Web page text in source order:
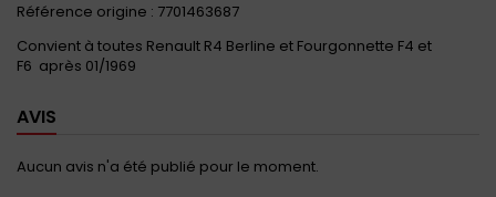
Référence origine : 7701463687
Convient à toutes Renault R4 Berline et Fourgonnette F4 et
F6 après 01/1969
AVIS
Aucun avis n'a été publié pour le moment.